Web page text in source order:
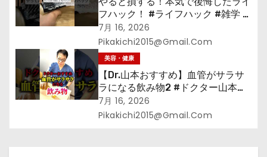
フハック！ #ライフハック #雑学 #
裏技 #shorts #海外
7月 16, 2026
Pikakichi2015@gmail.com
美容・健康
【Dr.山本おすすめ】血管がサラサ
ラになる飲み物2 #ドクター山本
#Dr.山本#緑茶
7月 16, 2026
Pikakichi2015@gmail.com